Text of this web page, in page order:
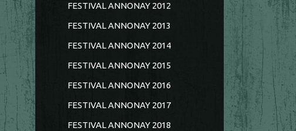
FESTIVAL ANNONAY 2012
FESTIVAL ANNONAY 2013
FESTIVAL ANNONAY 2014
FESTIVAL ANNONAY 2015
FESTIVAL ANNONAY 2016
FESTIVAL ANNONAY 2017
FESTIVAL ANNONAY 2018